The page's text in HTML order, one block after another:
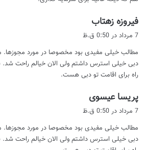
فیروزه زهتاب
:
7 مرداد در 0:50 ق.ظ
مطالب خیلی مفیدی بود مخصوصا در مورد
دبی خیلی استرس داشتم ولی الان خیالم راحت شد.
راه برای اقامت تو دبی هست.
پریسا عیسوی
ف
:
7 مرداد در 0:50 ق.ظ
مطالب خیلی مفیدی بود مخصوصا در مورد
دبی خیلی استرس داشتم ولی الان خیالم راحت شد.